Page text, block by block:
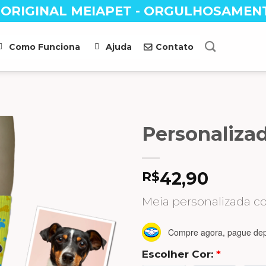
MEIAPET -
Como Funciona Ajuda Contato
R$42,90
Meia personalizada
Compre agora, pague
Escolher Cor: *